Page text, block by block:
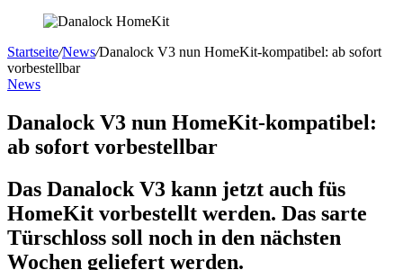
Startseite/News/Danalock V3 nun HomeKit-kompatibel: ab sofort
vorbestellbar
News
Danalock V3 nun HomeKit-kompatibel:
ab sofort vorbestellbar
Das Danalock V3 kann jetzt auch füs
HomeKit vorbestellt werden. Das sarte
Türschloss soll noch in den nächsten
Wochen geliefert werden.